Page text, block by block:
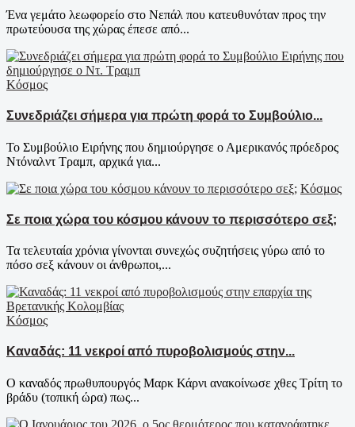
Ένα γεμάτο λεωφορείο στο Νεπάλ που κατευθυνόταν προς την
πρωτεύουσα της χώρας έπεσε από...
Κόσμος
Συνεδριάζει σήμερα για πρώτη φορά το Συμβούλιο...
Το Συμβούλιο Ειρήνης που δημιούργησε ο Αμερικανός πρόεδρος
Ντόναλντ Τραμπ, αρχικά για...
Κόσμος
Σε ποια χώρα του κόσμου κάνουν το περισσότερο σεξ;
Τα τελευταία χρόνια γίνoνται συνεχώς συζητήσεις γύρω από το
πόσο σεξ κάνουν οι άνθρωποι,...
Κόσμος
Καναδάς: 11 νεκροί από πυροβολισμούς στην...
Ο καναδός πρωθυπουργός Μαρκ Κάρνι ανακοίνωσε χθες Τρίτη το
βράδυ (τοπική ώρα) πως...